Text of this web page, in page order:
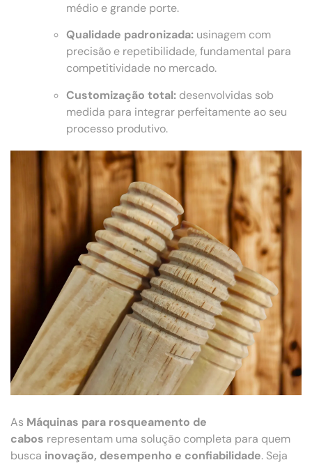
médio e grande porte.
Qualidade padronizada: usinagem com
precisão e repetibilidade, fundamental para
competitividade no mercado.
Customização total: desenvolvidas sob
medida para integrar perfeitamente ao seu
processo produtivo.
As Máquinas para rosqueamento de
cabos representam uma solução completa para quem
busca inovação, desempenho e confiabilidade. Seja